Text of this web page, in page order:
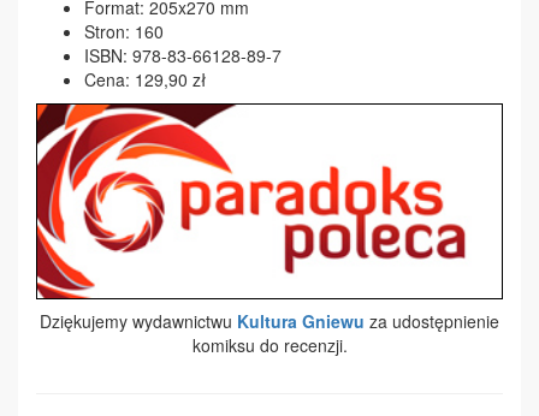
Format: 205x270 mm
Stron: 160
ISBN: 978-83-66128-89-7
Cena: 129,90 zł
Dziękujemy wydawnictwu Kultura Gniewu za udostępnienie
komiksu do recenzji.